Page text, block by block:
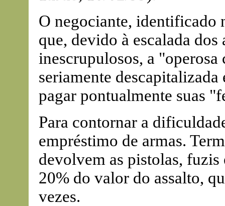
O negociante, identificado
que, devido à escalada
inescrupulosos, a "operosa
seriamente
pagar pontualmente suas
Para contornar a
empréstimo de armas.
devolvem as pistolas,
20% do valor do assalto,
vezes.